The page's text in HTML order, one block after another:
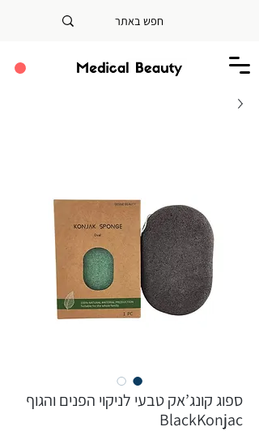
ספוג קונג’אק טבעי לניקוי הפנים והגוף
BlackKonjac